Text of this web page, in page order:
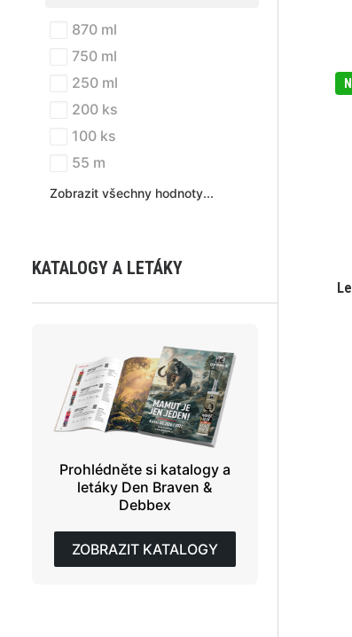
870 ml
750 ml
250 ml
200 ks
100 ks
55 m
Zobrazit všechny hodnoty...
KATALOGY A LETÁKY
Prohlédněte si katalogy a
letáky Den Braven &
Debbex
ZOBRAZIT KATALOGY